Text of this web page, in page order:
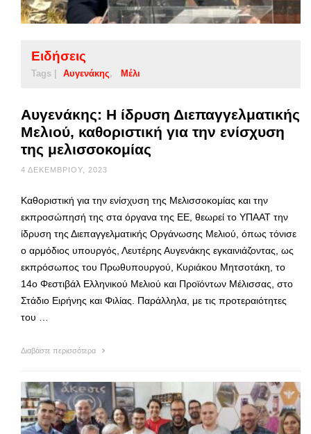
Ειδήσεις
Tags | Αυγενάκης Μέλι
Αυγενάκης: Η ίδρυση Διεπαγγελματικής
Μελιού, καθοριστική για την ενίσχυση
της μελισσοκομίας
4 ΔΕΚΕΜΒΡΊΟΥ, 2023
Καθοριστική για την ενίσχυση της Μελισσοκομίας και την
εκπροσώπησή της στα όργανα της ΕΕ, θεωρεί το ΥΠΑΑΤ την
ίδρυση της Διεπαγγελματικής Οργάνωσης Μελιού, όπως τόνισε
ο αρμόδιος υπουργός, Λευτέρης Αυγενάκης εγκαινιάζοντας, ως
εκπρόσωπος του Πρωθυπουργού, Κυριάκου Μητσοτάκη, το
14ο Φεστιβάλ Ελληνικού Μελιού και Προϊόντων Μέλισσας, στο
Στάδιο Ειρήνης και Φιλίας. Παράλληλα, με τις προτεραιότητες
του …
Διαβάστε περισσότερα